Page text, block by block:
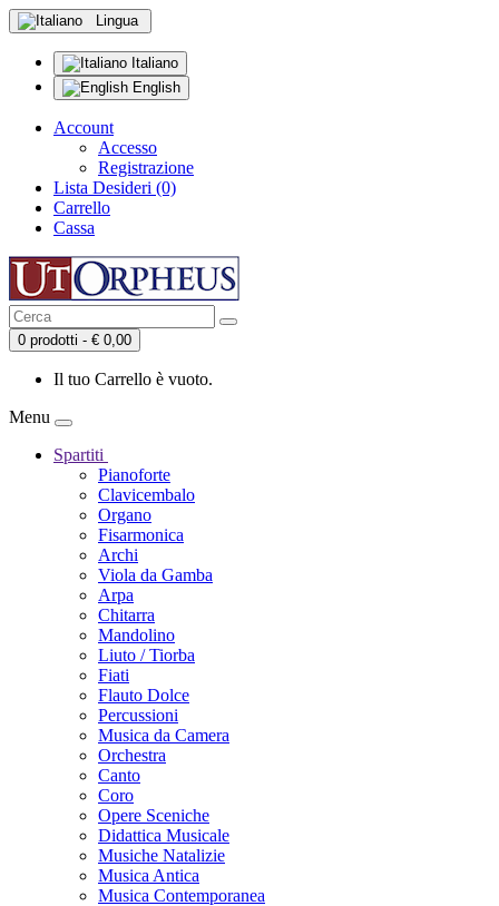
Lingua
Italiano
English
Account
Accesso
Registrazione
Lista Desideri (0)
Carrello
Cassa
0 prodotti - € 0,00
Il tuo Carrello è vuoto.
Menu
Spartiti
Pianoforte
Clavicembalo
Organo
Fisarmonica
Archi
Viola da Gamba
Arpa
Chitarra
Mandolino
Liuto / Tiorba
Fiati
Flauto Dolce
Percussioni
Musica da Camera
Orchestra
Canto
Coro
Opere Sceniche
Didattica Musicale
Musiche Natalizie
Musica Antica
Musica Contemporanea